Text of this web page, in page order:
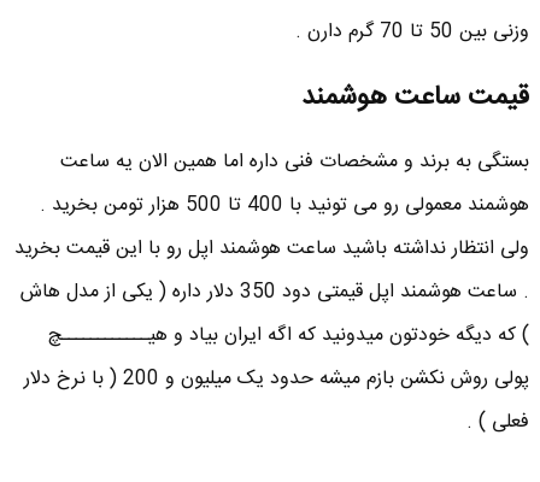
وزنی بین 50 تا 70 گرم دارن .
قیمت ساعت هوشمند
بستگی به برند و مشخصات فنی داره اما همین الان یه ساعت
هوشمند معمولی رو می تونید با 400 تا 500 هزار تومن بخرید .
ولی انتظار نداشته باشید ساعت هوشمند اپل رو با این قیمت بخرید
. ساعت هوشمند اپل قیمتی دود 350 دلار داره ( یکی از مدل هاش
) که دیگه خودتون میدونید که اگه ایران بیاد و هیــــــــــــچ
پولی روش نکشن بازم میشه حدود یک میلیون و 200 ( با نرخ دلار
فعلی ) .